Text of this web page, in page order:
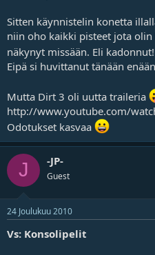
Sitten käynnistelin konetta
niin oho kaikki pisteet jota
näkynyt missään. Eli
Eipä si huvittanut tänään
Mutta Dirt 3 oli uutta traileria
http://www.youtube.com/
Odotukset kasvaa
J -JP-
Guest
24 Joulukuu 2010
Vs: Konsolipelit